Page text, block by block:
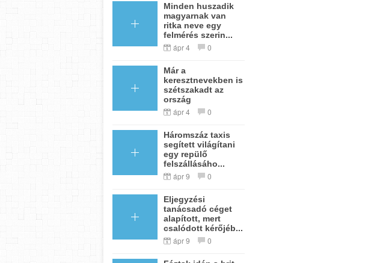
Minden huszadik
magyarnak van
ritka neve egy
felmérés szerin...
ápr 4 0
Már a
keresztnevekben is
szétszakadt az
ország
ápr 4 0
Háromszáz taxis
segített világítani
egy repülő
felszállásáho...
ápr 9 0
Eljegyzési
tanácsadó céget
alapított, mert
csalódott kérőjéb...
ápr 9 0